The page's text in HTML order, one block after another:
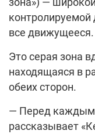
все движущееся.
Это серая зона
находящаяся в
обеих сторон.
— Перед
рассказывает